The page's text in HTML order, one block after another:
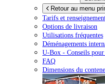
Retour au menu
Tarifs et
Options de livraison
Utilisations fréquentes
Déménagements
U-Box - Conseils
FAQ
Dimensions du